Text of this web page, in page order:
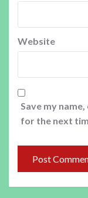
Website
Save my
for the next